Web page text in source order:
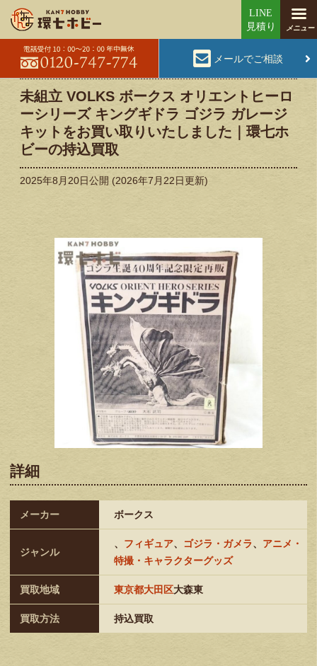
メールでご相談
未組立 VOLKS ボークス オリエントヒーロ
ーシリーズ キングギドラ ゴジラ ガレージ
キットをお買い取りいたしました｜環七ホ
ビーの持込買取
2025年8月20日公開 (2026年7月22日更新)
詳細
メーカー ボークス
ジャンル
、 フィギュア、 ゴジラ・ガメラ、 アニメ・
特撮・キャラクターグッズ
買取地域 東京都大田区大森東
買取方法 持込買取